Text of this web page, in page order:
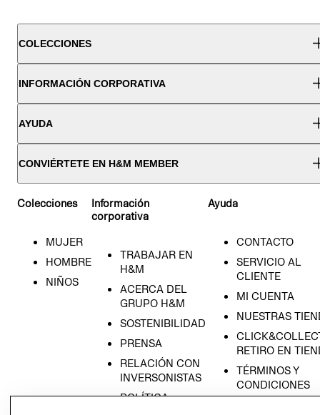
COLECCIONES
INFORMACIÓN CORPORATIVA
AYUDA
CONVIÉRTETE EN H&M MEMBER
Colecciones
MUJER
HOMBRE
NIÑOS
Información
corporativa
TRABAJAR EN
H&M
ACERCA DEL
GRUPO H&M
SOSTENIBILIDAD
PRENSA
RELACIÓN CON
INVERSONISTAS
POLÍTICA
Ayuda
CONTACTO
SERVICIO AL
CLIENTE
MI CUENTA
NUESTRAS
RETIRO EN
TÉRMINOS Y
CONDICIONES